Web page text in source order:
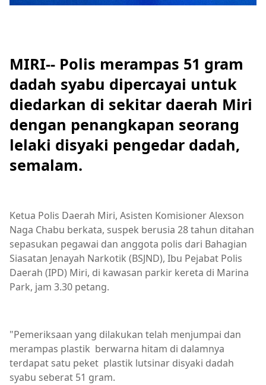
MIRI-- Polis merampas 51 gram
dadah syabu dipercayai untuk
diedarkan di sekitar daerah Miri
dengan penangkapan seorang
lelaki disyaki pengedar dadah,
semalam.
Ketua Polis Daerah Miri, Asisten Komisioner Alexson
Naga Chabu berkata, suspek berusia 28 tahun ditahan
sepasukan pegawai dan anggota polis dari Bahagian
Siasatan Jenayah Narkotik (BSJND), Ibu Pejabat Polis
Daerah (IPD) Miri, di kawasan parkir kereta di Marina
Park, jam 3.30 petang.
"Pemeriksaan yang dilakukan telah menjumpai dan
merampas plastik berwarna hitam di dalamnya
terdapat satu peket plastik lutsinar disyaki dadah
syabu seberat 51 gram.